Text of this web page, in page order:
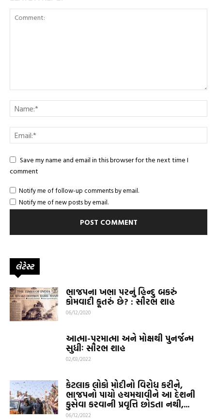
Save my name and email in this browser for the next time I
comment
Notify me of follow-up comments by email.
Notify me of new posts by email.
લેટેસ્ટ
ભાજપના ખભા પરનું હિન્દુ બકરું
કોમવાદી કૂતરું છે? : સૌરભ શાહ
06/12/2020
આત્મા-પરમાત્મા અને મોક્ષથી પુનર્જન્મ
સુધીઃ સૌરભ શાહ
02/03/2022
કેટલાક લોકો મોદીનો વિરોધ કરીને,
ભાજપનો પાયો હચમચાવીને આ દેશની
કુસેવા કરવાની પ્રવૃત્તિ છોડતા નથી,...
06/12/2022